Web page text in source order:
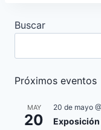
Buscar
Próximos eventos
MAY
20
20 de mayo